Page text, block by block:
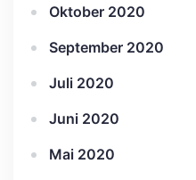
Oktober 2020
September 2020
Juli 2020
Juni 2020
Mai 2020